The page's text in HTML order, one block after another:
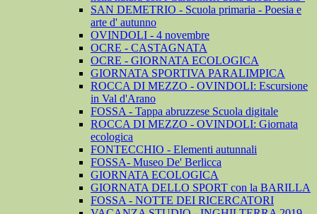
SAN DEMETRIO - Scuola primaria - Poesia e
arte d' autunno
OVINDOLI - 4 novembre
OCRE - CASTAGNATA
OCRE - GIORNATA ECOLOGICA
GIORNATA SPORTIVA PARALIMPICA
ROCCA DI MEZZO - OVINDOLI: Escursione
in Val d'Arano
FOSSA - Tappa abruzzese Scuola digitale
ROCCA DI MEZZO - OVINDOLI: Giornata
ecologica
FONTECCHIO - Elementi autunnali
FOSSA- Museo De' Berlicca
GIORNATA ECOLOGICA
GIORNATA DELLO SPORT con la BARILLA
FOSSA - NOTTE DEI RICERCATORI